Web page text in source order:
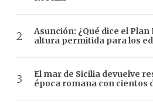
Asunción: ¿Qué dice el
altura permitida para los
El mar de Sicilia devuelve
época romana con cientos